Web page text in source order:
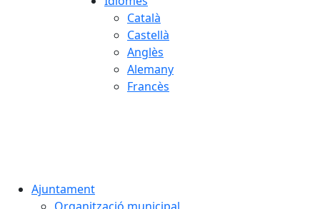
Català
Castellà
Anglès
Alemany
Francès
Ajuntament